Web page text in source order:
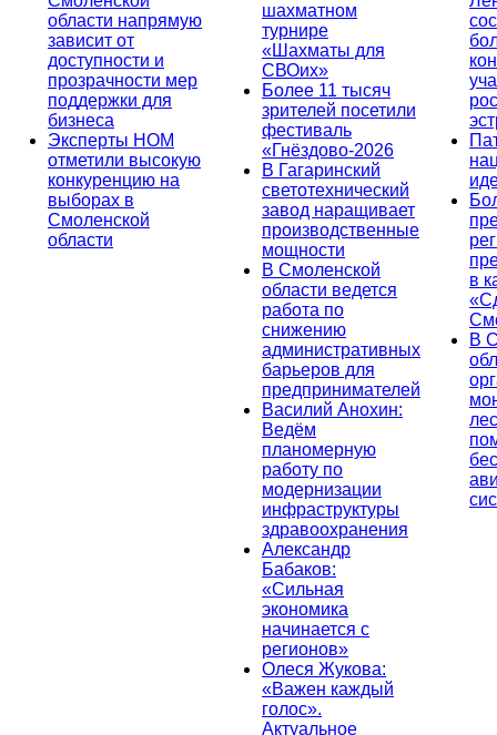
области напрямую
зависит от
доступности и
прозрачности мер
поддержки для
бизнеса
Эксперты НОМ
отметили высокую
конкуренцию на
выборах в
Смоленской
области
шахматном
турнире
«Шахматы для
СВОих»
Более 11 тысяч
зрителей посетили
фестиваль
«Гнёздово-2026
В Гагаринский
светотехнический
завод наращивает
производственные
мощности
В Смоленской
области ведется
работа по
снижению
административных
барьеров для
предпринимателей
Василий Анохин:
Ведём
планомерную
работу по
модернизации
инфраструктуры
здравоохранения
Александр
Бабаков:
«Сильная
экономика
начинается с
регионов»
Олеся Жукова:
«Важен каждый
голос».
Актуальное
в
В